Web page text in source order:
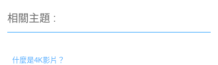
相關主題 :
什麼是4K影片？